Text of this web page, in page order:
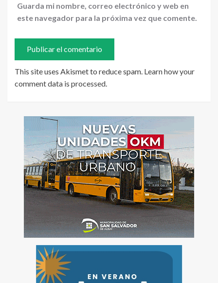
Guarda mi nombre, correo electrónico y web en
este navegador para la próxima vez que comente.
This site uses Akismet to reduce spam. Learn how your
comment data is processed